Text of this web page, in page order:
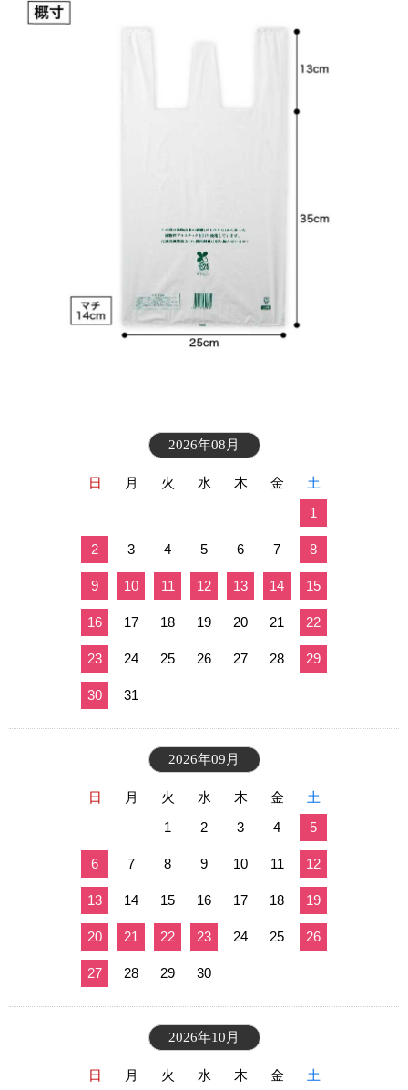
2026年08月
日 月 火 水 木 金
土
1
2 3 4 5 6 7 8
9 10 11 12 13 14 15
16 17 18 19 20 21 22
23 24 25 26 27 28 29
30 31
2026年09月
日 月 火 水 木 金
土
1
2 3 4 5
6 7 8 9 10 11 12
13 14 15 16 17 18 19
20 21 22 23 24 25 26
27 28 29 30
2026年10月
日 月 火 水 木 金
土